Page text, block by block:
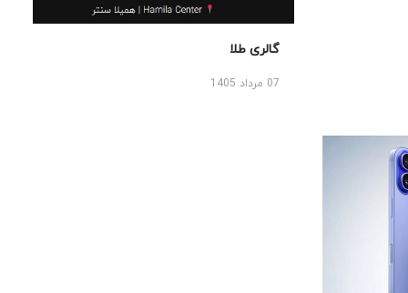
گالری طلا
07 مرداد 1405